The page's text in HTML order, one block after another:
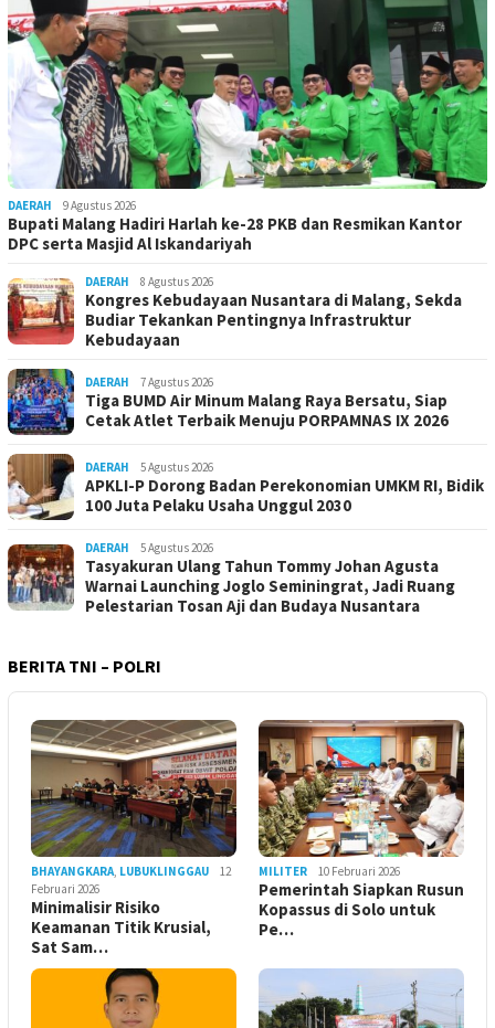
DAERAH 9 Agustus 2026
Bupati Malang Hadiri Harlah ke-28 PKB dan Resmikan Kantor
DPC serta Masjid Al Iskandariyah
DAERAH 8 Agustus 2026
Kongres Kebudayaan Nusantara di Malang, Sekda
Budiar Tekankan Pentingnya Infrastruktur
Kebudayaan
DAERAH 7 Agustus 2026
Tiga BUMD Air Minum Malang Raya Bersatu, Siap
Cetak Atlet Terbaik Menuju PORPAMNAS IX 2026
DAERAH 5 Agustus 2026
APKLI-P Dorong Badan Perekonomian UMKM RI, Bidik
100 Juta Pelaku Usaha Unggul 2030
DAERAH 5 Agustus 2026
Tasyakuran Ulang Tahun Tommy Johan Agusta
Warnai Launching Joglo Seminingrat, Jadi Ruang
Pelestarian Tosan Aji dan Budaya Nusantara
BERITA TNI – POLRI
BHAYANGKARA LUBUKLINGGAU
12
Februari 2026
Minimalisir Risiko
Keamanan Titik Krusial,
Sat Sam…
MILITER 10 Februari 2026
Pemerintah Siapkan Rusun
Kopassus di Solo untuk
Pe…